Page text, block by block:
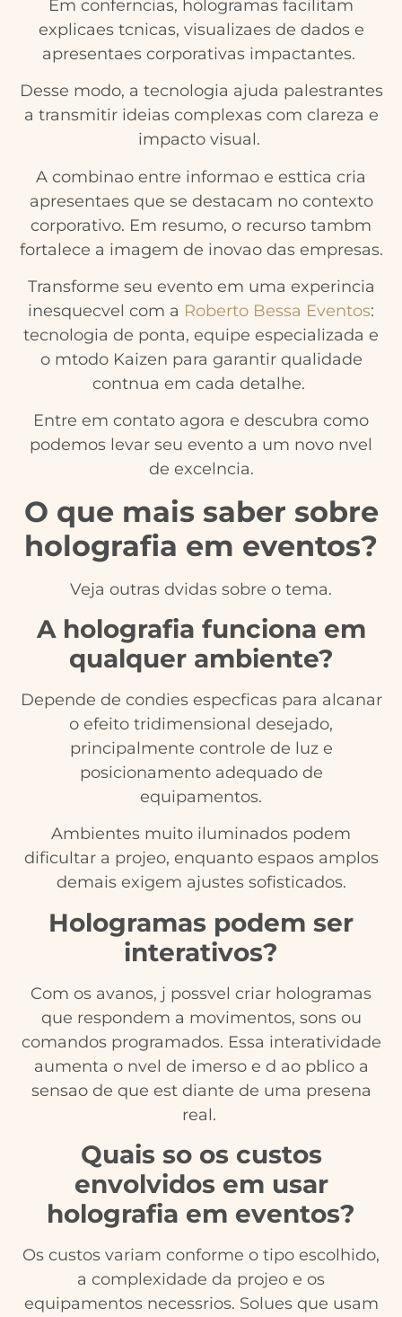
Em conferncias, hologramas facilitam
explicaes tcnicas, visualizaes de dados e
apresentaes corporativas impactantes.
Desse modo, a tecnologia ajuda palestrantes
a transmitir ideias complexas com clareza e
impacto visual.
A combinao entre informao e esttica cria
apresentaes que se destacam no contexto
corporativo. Em resumo, o recurso tambm
fortalece a imagem de inovao das empresas.
Transforme seu evento em uma experincia
inesquecvel com a Roberto Bessa Eventos:
tecnologia de ponta, equipe especializada e
o mtodo Kaizen para garantir qualidade
contnua em cada detalhe.
Entre em contato agora e descubra como
podemos levar seu evento a um novo nvel
de excelncia.
O que mais saber sobre
holografia em eventos?
Veja outras dvidas sobre o tema.
A holografia funciona em
qualquer ambiente?
Depende de condies especficas para alcanar
o efeito tridimensional desejado,
principalmente controle de luz e
posicionamento adequado de
equipamentos.
Ambientes muito iluminados podem
dificultar a projeo, enquanto espaos amplos
demais exigem ajustes sofisticados.
Hologramas podem ser
interativos?
Com os avanos, j possvel criar hologramas
que respondem a movimentos, sons ou
comandos programados. Essa interatividade
aumenta o nvel de imerso e d ao pblico a
sensao de que est diante de uma presena
real.
Quais so os custos
envolvidos em usar
holografia em eventos?
Os custos variam conforme o tipo escolhido,
a complexidade da projeo e os
equipamentos necessrios. Solues que usam